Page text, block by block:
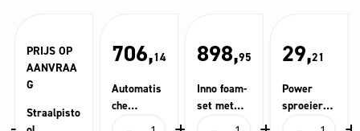
PRIJS OP
AANVRAA
G
Straalpisto
706,14
Automatis
che
898,95
Inno foam-
set met
29,21
Power
sproeier